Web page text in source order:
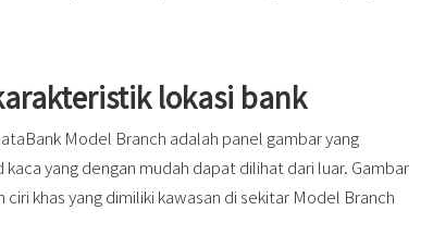
lokasi bank
Model Branch adalah panel gambar yang
yang dengan mudah dapat dilihat dari luar. Gambar
ciri khas yang dimiliki kawasan di sekitar Model Branch